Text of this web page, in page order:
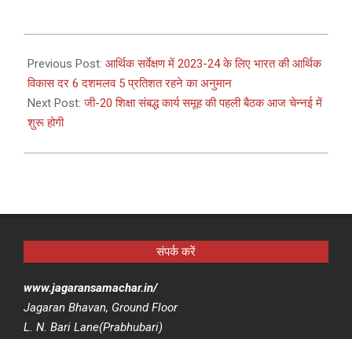
02-
01
Previous Post: आर्थिक सर्वेक्षण में 2023-24 के‍ लिए भारत की आर्थिक
विकास दर 6 दशमलव 5 प्रतिशत रहने का अनुमान
Next Post:जी-20 शिक्षा संबद्ध कार्य समूह की पहली बैठक आज चेन्‍नई में
शुरू होगी
संपर्क करें
www.jagaransamachar.in/
Jagaran Bhavan, Ground Floor
L. N. Bari Lane(Prabhubari)